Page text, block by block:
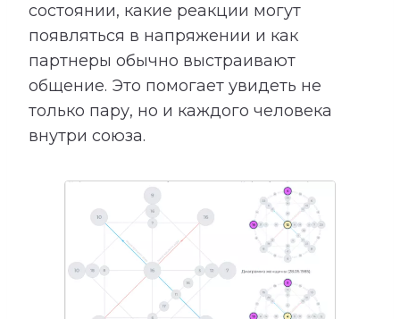
состоянии, какие реакции могут
появляться в напряжении и как
партнеры обычно выстраивают
общение. Это помогает увидеть не
только пару, но и каждого человека
внутри союза.